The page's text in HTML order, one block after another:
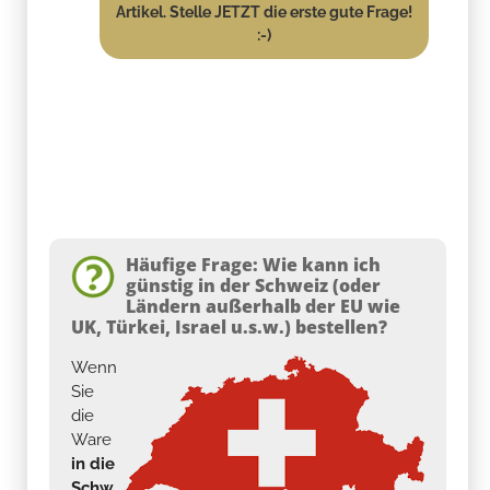
Artikel. Stelle JETZT die erste gute Frage!
:-)
Häufige Frage: Wie kann ich
günstig in der Schweiz (oder
Ländern außerhalb der EU wie
UK, Türkei, Israel u.s.w.) bestellen?
Wenn
Sie
die
Ware
in die